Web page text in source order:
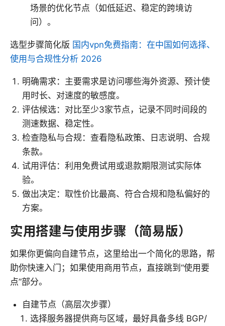
场景的优化节点（如低延迟、稳定的跨境访
问）。
选型步骤简化版 国内vpn免费指南：在中国如何选择、
使用与合规性分析 2026
明确需求：主要需求是访问哪些海外资源、预计使
用时长、对速度的敏感度。
评估候选：对比至少3家节点，记录不同时间段的
测速数据、稳定性。
检查隐私与合规：查看隐私政策、日志说明、合规
条款。
试用评估：利用免费试用或退款期限测试实际体
验。
做出决定：取性价比最高、符合合规和隐私偏好的
方案。
实用搭建与使用步骤（简易版）
如果你更偏向自建节点，这里给出一个简化的思路，帮
助你快速入门；如果使用商用节点，直接跳到“使用要
点”部分。
自建节点（高层次步骤）
选择服务器提供商与区域，最好具备多线 BGP/